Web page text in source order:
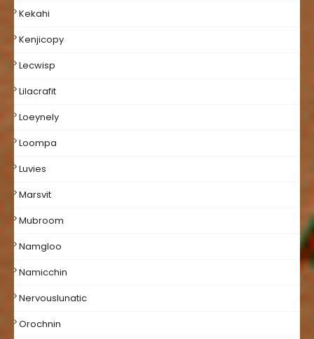
Kekahi
Kenjicopy
Lecwisp
Lilacrafit
Loeynely
Loompa
Luvies
Marsvit
Mubroom
Namgloo
Namicchin
Nervouslunatic
Orochnin